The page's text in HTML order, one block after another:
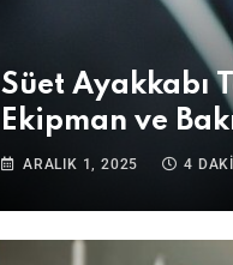
Süet Ayakkabı
Ekipman ve
ARALIK 1, 2025 4